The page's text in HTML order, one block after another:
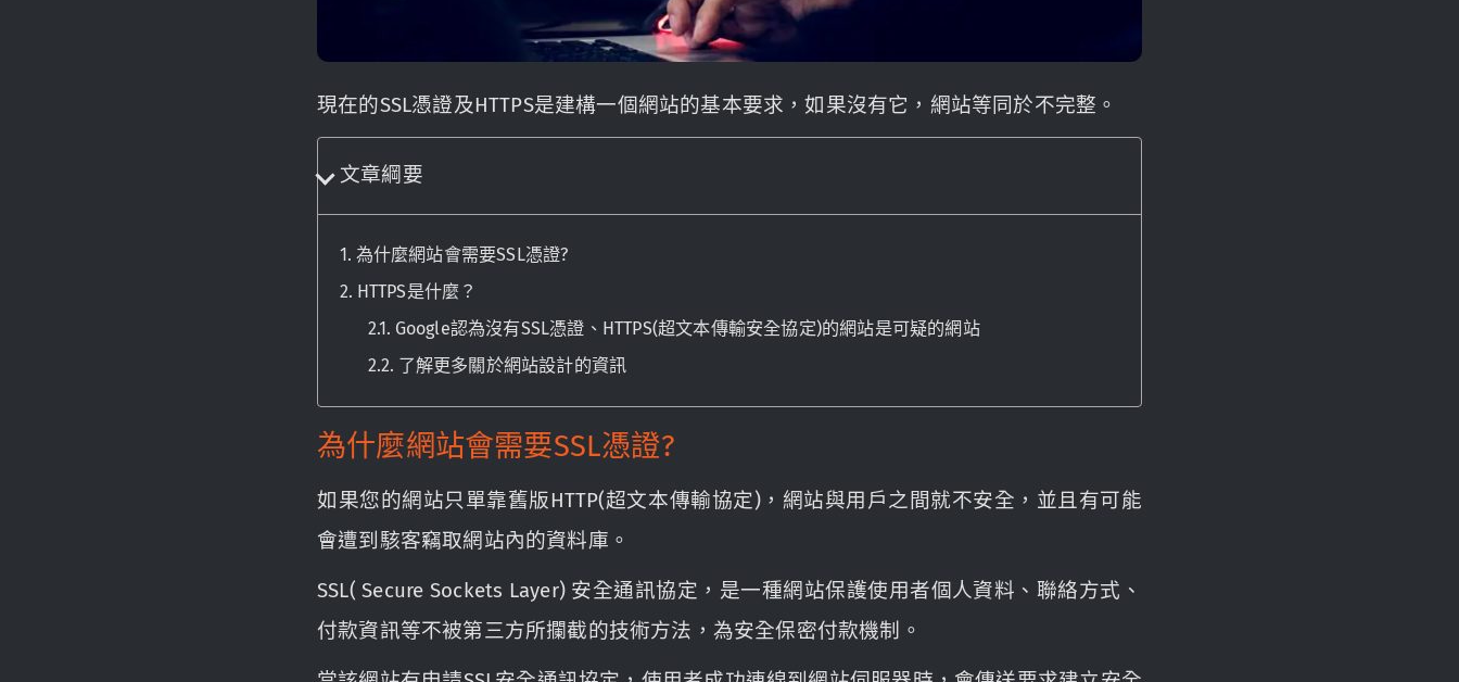
現在的SSL憑證及HTTPS是建構一個網站的基本要求，如果沒有它，網站等同於不完整。
文章綱要
為什麼網站會需要SSL憑證?
HTTPS是什麼？
Google認為沒有SSL憑證、HTTPS(超文本傳輸安全協定)的網站是可疑的網站
了解更多關於網站設計的資訊
為什麼網站會需要SSL憑證?
如果您的網站只單靠舊版HTTP(超文本傳輸協定)，網站與用戶之間就不安全，並且有可能
會遭到駭客竊取網站內的資料庫。
SSL( Secure Sockets Layer) 安全通訊協定，是一種網站保護使用者個人資料、聯絡方式、
付款資訊等不被第三方所攔截的技術方法，為安全保密付款機制。